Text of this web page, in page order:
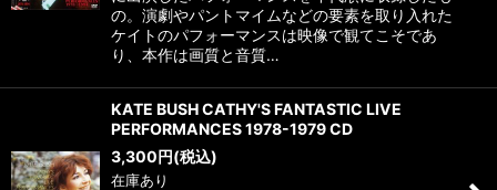
の。演劇やパントマイムなどの要素を取り入れた
ケイトのパフォーマンスは映像で観てこそであ
り、本作は画質と音質…
KATE BUSH CATHY'S FANTASTIC LIVE
PERFORMANCES 1978-1979 CD
3,300円(税込)
在庫あり